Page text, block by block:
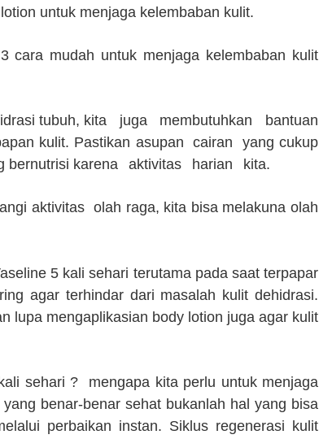
untuk menjaga kelembaban kulit.
cara mudah untuk menjaga kelembaban kulit
tubuh, kita juga membutuhkan
bantuan
kulit. Pastikan asupan cairan
yang cukup
bernutrisi karena aktivitas harian kita.
aktivitas olah raga, kita bisa melakuna olah
5 kali sehari terutama pada saat terpapar
agar terhindar dari masalah kulit dehidrasi.
lupa mengaplikasian body lotion juga agar kulit
sehari ? mengapa kita perlu untuk menjaga
benar-benar sehat bukanlah hal yang bisa
perbaikan instan. Siklus regenerasi kulit